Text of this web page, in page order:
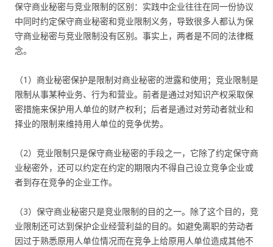
保守商业秘密与竞业限制的区别：实践中企业往往在同一份协议
中同时约定保守商业秘密和竞业限制义务，导致很多人都认为保
守商业秘密与竞业限制没有区别。事实上，两者是不同的法律概
念。
（1）商业秘密保护是限制对商业秘密的泄露和使用；竞业限制是
限制从事某种业务、行为和营业。前者是通过对知识产权采取保
密措施来保护用人单位的财产权利；后者是通过对劳动者就业和
择业的限制来维持用人单位的竞争优势。
（2）竞业限制只是保守商业秘密的手段之一，它除了约定保守商
业秘密外，还可以约定在约定的期限内不得自己设立竞争企业或
者到存在竞争的企业工作。
（3）保守商业秘密只是竞业限制的目的之一。除了这个目的，竞
业限制还可达到保护企业经营利益的目的。如避免离职的劳动者
因过于熟悉原用人单位情况而在竞争上给原用人单位造成其他不